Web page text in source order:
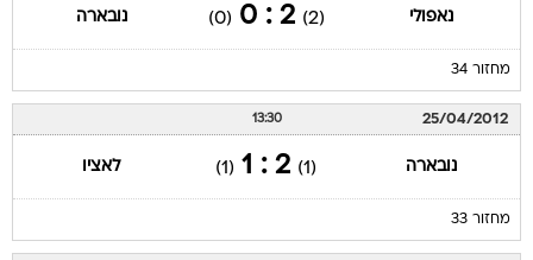
נאפולי (2)
2 : 0
(0) נובארה
מחזור 34
25/04/2012
13:30
נובארה (1)
2 : 1
(1) לאציו
מחזור 33